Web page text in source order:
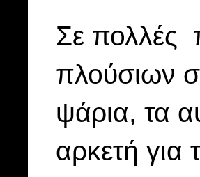
Σε πολλές
πλούσιων
ψάρια, τα
αρκετή